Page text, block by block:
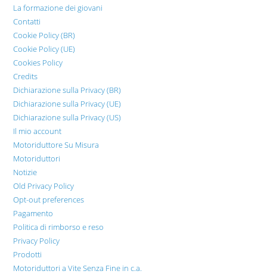
La formazione dei giovani
Contatti
Cookie Policy (BR)
Cookie Policy (UE)
Cookies Policy
Credits
Dichiarazione sulla Privacy (BR)
Dichiarazione sulla Privacy (UE)
Dichiarazione sulla Privacy (US)
Il mio account
Motoriduttore Su Misura
Motoriduttori
Notizie
Old Privacy Policy
Opt-out preferences
Pagamento
Politica di rimborso e reso
Privacy Policy
Prodotti
Motoriduttori a Vite Senza Fine in c.a.